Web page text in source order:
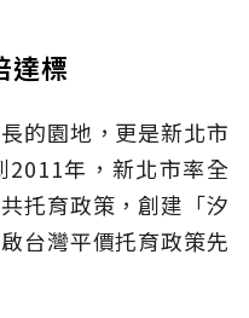
達標
的園地，更是新北市
年，新北市率全
托育政策，創建「汐
台灣平價托育政策先